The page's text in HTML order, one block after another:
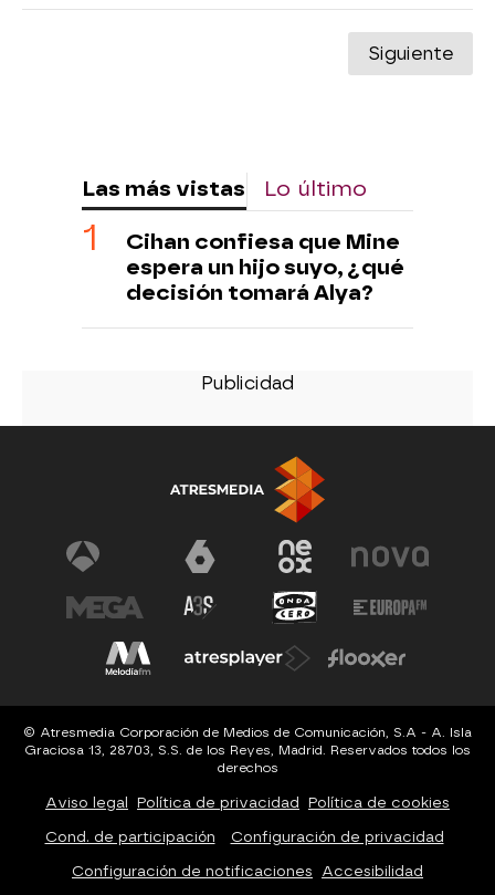
Siguiente
Las más vistas Lo último
Cihan confiesa que Mine
espera un hijo suyo, ¿qué
decisión tomará Alya?
© Atresmedia Corporación de Medios de Comunicación, S.A - A. Isla
Graciosa 13, 28703, S.S. de los Reyes, Madrid. Reservados todos los
derechos
Aviso legal Política de privacidad Política de cookies
Cond. de participación Configuración de privacidad
Configuración de notificaciones Accesibilidad